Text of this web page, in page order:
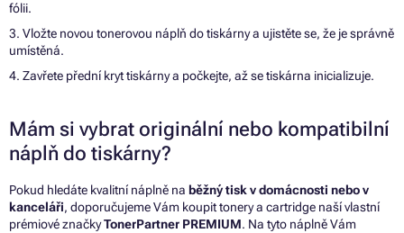
fólii.
3. Vložte novou tonerovou náplň do tiskárny a ujistěte se, že je správně
umístěná.
4. Zavřete přední kryt tiskárny a počkejte, až se tiskárna inicializuje.
Mám si vybrat originální nebo kompatibilní
náplň do tiskárny?
Pokud hledáte kvalitní náplně na běžný tisk v domácnosti nebo v
kanceláři, doporučujeme Vám koupit tonery a cartridge naší vlastní
prémiové značkyTonerPartner PREMIUM. Na tyto náplně Vám